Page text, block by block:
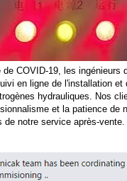
de COVID-19, les ingénieurs
en ligne de l'installation et
hydrauliques. Nos
et la patience de
notre service après-vente.